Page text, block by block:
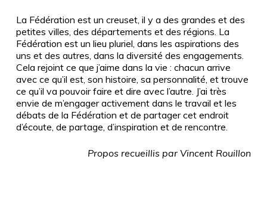
La Fédération est un creuset, il y a des grandes et des
petites villes, des départements et des régions. La
Fédération est un lieu pluriel, dans les aspirations des
uns et des autres, dans la diversité des engagements.
Cela rejoint ce que j’aime dans la vie : chacun arrive
avec ce qu’il est, son histoire, sa personnalité, et trouve
ce qu’il va pouvoir faire et dire avec l’autre. J’ai très
envie de m’engager activement dans le travail et les
débats de la Fédération et de partager cet endroit
d’écoute, de partage, d’inspiration et de rencontre.
Propos recueillis par Vincent Rouillon